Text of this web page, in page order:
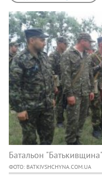
Батальон "Батькивщина"
ФОТО: BATKIVSHCHYNA.COM.UA